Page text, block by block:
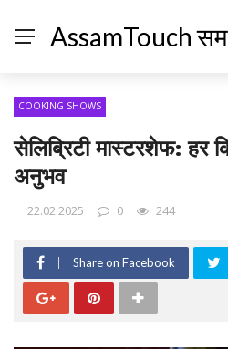
AssamTouch
COOKING SHOWS
सेलिब्रिटी मास्टरशेफ: हर
अनुभव
22.02.2025 0 244
Share on Facebook